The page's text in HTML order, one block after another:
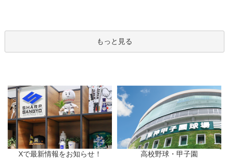
もっと見る
Xで最新情報をお知らせ！
高校野球・甲子園